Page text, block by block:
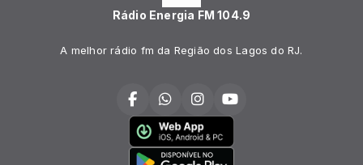
Rádio Energia FM 104.9
A melhor rádio fm da Região dos Lagos do RJ.